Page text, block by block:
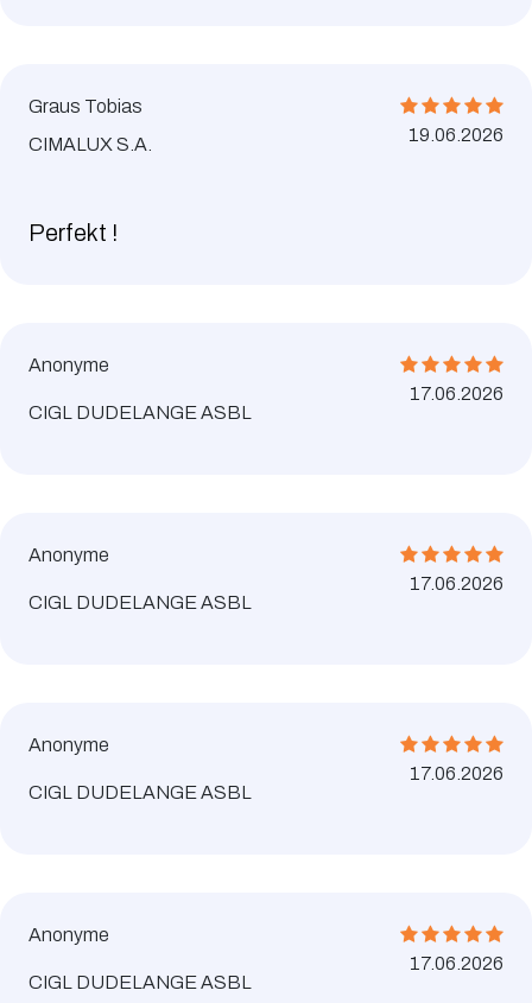
Graus Tobias
CIMALUX S.A.
19.06.2026
Perfekt !
Anonyme
CIGL DUDELANGE ASBL
17.06.2026
Anonyme
CIGL DUDELANGE ASBL
17.06.2026
Anonyme
CIGL DUDELANGE ASBL
17.06.2026
Anonyme
CIGL DUDELANGE ASBL
17.06.2026